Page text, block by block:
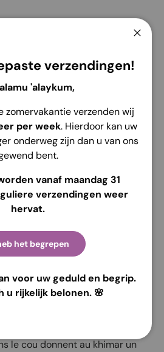
Edelsmidsdreef 4
Retour
couleurs disponibles
d'Alila kids, vous pouvez
le cou donnent au khimar un
verzendingen!
'alaykum,
zomervakantie verzenden wij
per week. Hierdoor kan uw
onderweg zijn dan u van ons
bent.
vanaf maandag 31
verzendingen weer
hervat.
het begrepen
voor uw geduld en begrip.
u rijkelijk belonen. 🌸